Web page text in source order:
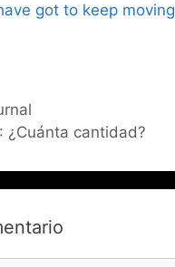
got to keep moving
¿Cuánta cantidad?